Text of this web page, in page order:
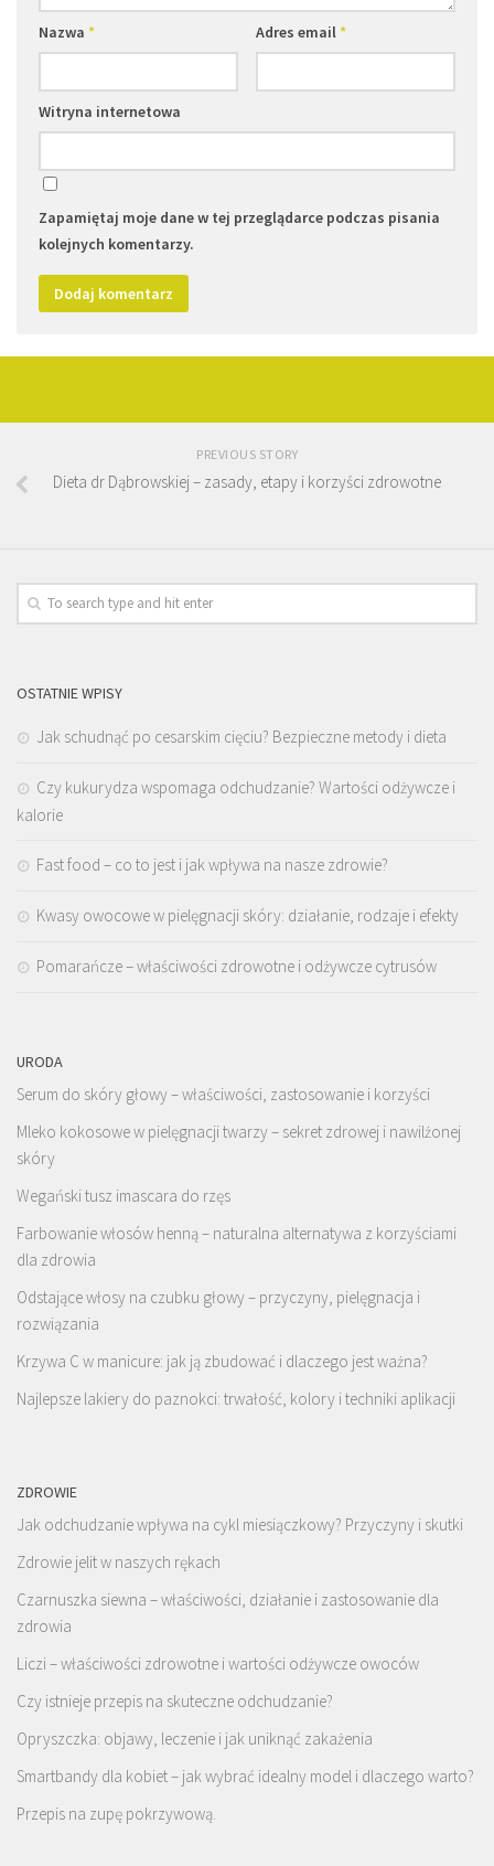
Nazwa * Adres email*
Witryna internetowa
Zapamiętaj moje dane w tej przeglądarce podczas pisania
kolejnych komentarzy.
PREVIOUS STORY
Dieta dr Dąbrowskiej – zasady, etapy i korzyści zdrowotne
OSTATNIE WPISY
Jak schudnąć po cesarskim cięciu? Bezpieczne metody i dieta
Czy kukurydza wspomaga odchudzanie? Wartości odżywcze i
kalorie
Fast food – co to jest i jak wpływa na nasze zdrowie?
Kwasy owocowe w pielęgnacji skóry: działanie, rodzaje i efekty
Pomarańcze – właściwości zdrowotne i odżywcze cytrusów
URODA
Serum do skóry głowy – właściwości, zastosowanie i korzyści
Mleko kokosowe w pielęgnacji twarzy – sekret zdrowej i nawilżonej
skóry
Wegański tusz imascara do rzęs
Farbowanie włosów henną – naturalna alternatywa z korzyściami
dla zdrowia
Odstające włosy na czubku głowy – przyczyny, pielęgnacja i
rozwiązania
Krzywa C w manicure: jak ją zbudować i dlaczego jest ważna?
Najlepsze lakiery do paznokci: trwałość, kolory i techniki aplikacji
ZDROWIE
Jak odchudzanie wpływa na cykl miesiączkowy? Przyczyny i skutki
Zdrowie jelit w naszych rękach
Czarnuszka siewna – właściwości, działanie i zastosowanie dla
zdrowia
Liczi – właściwości zdrowotne i wartości odżywcze owoców
Czy istnieje przepis na skuteczne odchudzanie?
Opryszczka: objawy, leczenie i jak uniknąć zakażenia
Smartbandy dla kobiet – jak wybrać idealny model i dlaczego warto?
Przepis na zupę pokrzywową.